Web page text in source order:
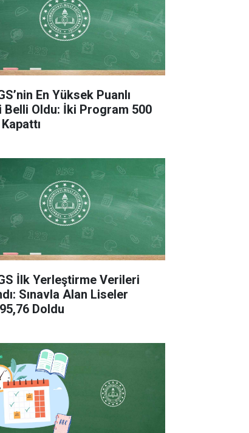
En Yüksek Puanlı
Belli Oldu: İki Program 500
İlk Yerleştirme Verileri
Sınavla Alan Liseler
Doldu